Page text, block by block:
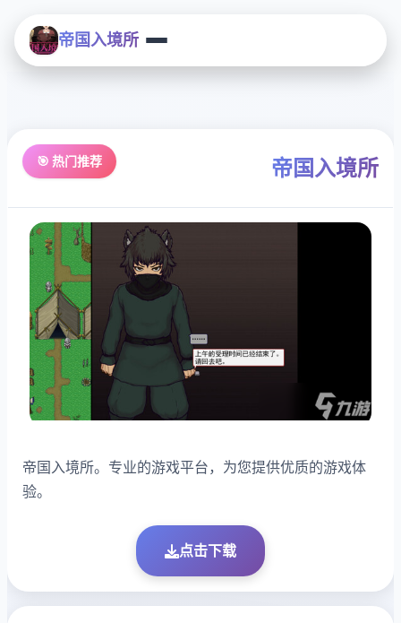
帝国入境所
🎯 热门推荐 帝国入境所
帝国入境所。专业的游戏平台，为您提供优质的游戏体
验。
点击下载